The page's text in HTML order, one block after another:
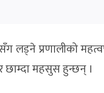
लड्ने प्रणालीको
छाम्दा महसुस हुन्छन् ।